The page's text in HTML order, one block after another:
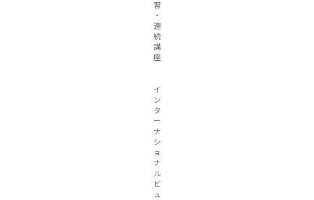
習
・
連
続
講
座
イ
ン
タ
ー
ナ
シ
ョ
ナ
ル
ビ
ュ